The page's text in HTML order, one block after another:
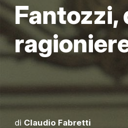
Fantozzi,
di Claudio Fabretti